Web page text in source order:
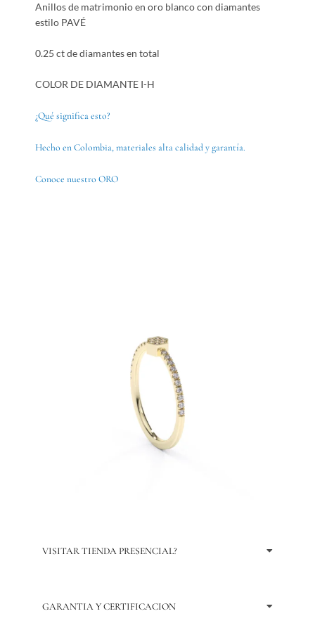
Anillos de matrimonio en oro blanco con diamantes
estilo PAVÉ
0.25 ct de diamantes en total
COLOR DE DIAMANTE I-H
¿Qué significa esto?
Hecho en Colombia, materiales alta calidad y garantía.
Conoce nuestro ORO
VISITAR TIENDA PRESENCIAL?
GARANTIA Y CERTIFICACION